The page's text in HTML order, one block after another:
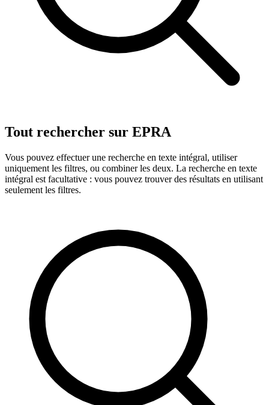
Tout rechercher sur EPRA
Vous pouvez effectuer une recherche en texte intégral, utiliser
uniquement les filtres, ou combiner les deux. La recherche en texte
intégral est facultative : vous pouvez trouver des résultats en utilisant
seulement les filtres.